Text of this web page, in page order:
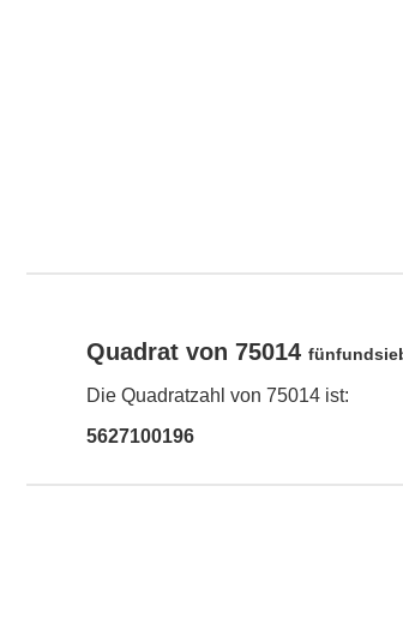
Quadrat von 75014
Die Quadratzahl von 75014 ist:
5627100196